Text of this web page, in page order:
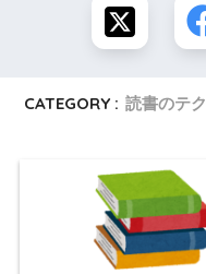
CATEGORY : 読書のテ